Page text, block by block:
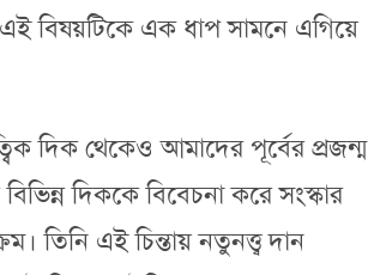
বিষয়টিকে এক ধাপ সামনে এগিয়ে
দিক থেকেও আমাদের পূর্বের প্রজন্ম
দিককে বিবেচনা করে সংস্কার
তিনি এই চিন্তায় নতুনত্ত্ব দান